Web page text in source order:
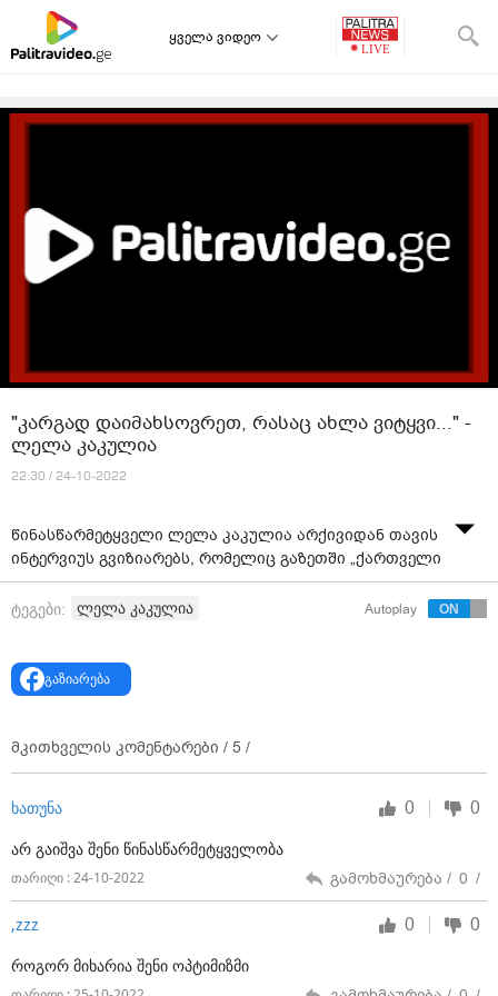
ყველა ვიდეო
"კარგად დაიმახსოვრეთ, რასაც ახლა ვიტყვი..." -
ლელა კაკულია
22:30 / 24-10-2022
წინასწარმეტყველი ლელა კაკულია არქივიდან თავის
ინტერვიუს გვიზიარებს, რომელიც გაზეთში „ქართველი
წინასწარმეტყველი ლელა კაკულია“ 2009 წლის
ივნისში გამოქვეყნდა.
საგარეო პოლიტიკით დავიწყოთ. გაეროს გენერალური
მდივნის შუალედურ მოხსენებას დიდი უარყოფითი
აფხაზეთი და საქართველო ცალ-ცალკე სუბიექტებად
არიან დაფიქსირებულნი...
- უკმაყოფილებას და შეშფოთებას არც პოლიტიკური
სამაგიეროდ, აღფრთოვანებულ-აღტაცებული არიან
სეპარატისტები და მათი „მოამაგე უფროსი ძმა“. ახლა
საქართველო გაეროსგან კატეგორიულად ითხოვს,
ამოიღოს საბოლოო მოხსენებიდან ფრაზა, რომელიც
აფიქსირებს.
ტეგები: ლელა კაკულია Autoplay
გაზიარება
მკითხველის კომენტარები / 5 /
ხათუნა 0 0
არ გაიშვა შენი წინასწარმეტყველობა
თარიღი : 24-10-2022 გამოხმაურება / 0 /
,zzz 0 0
როგორ მიხარია შენი ოპტიმიზმი